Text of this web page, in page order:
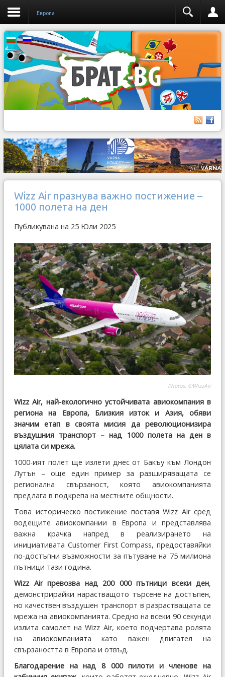
Европа
Wizz Air празнува важно постижение –
1000 полета на ден
Публикувана на 25 Юли 2025
Photos: ©WizzAir
Wizz Air, най-екологично устойчивата авиокомпания в
региона на Европа, Близкия изток и Азия, обяви
значим етап в своята мисия да революционизира
въздушния транспорт – над 1000 полета на ден в
цялата си мрежа.
1000-ият полет ще излети днес от Бакъу към Лондон
Лутън – още един пример за разширяващата се
регионална свързаност, която авиокомпанията
предлага в подкрепа на местните общности.
Това историческо постижение поставя Wizz Air сред
водещите авиокомпании в Европа и представлява
важна крачка напред в реализирането на
инициативата Customer First Compass, предоставяйки
по-достъпни възможности за пътуване на 75 милиона
пътници тази година.
Wizz Air превозва над 200 000 пътници всеки ден,
демонстрирайки нарастващото търсене на достъпен,
но качествен въздушен транспорт в разрастващата се
мрежа на авиокомпанията. Средно на всеки 90 секунди
излита самолет на Wizz Air, което подчертава ролята
на авиокомпанията като важен двигател на
свързаността в Европа и отвъд.
Благодарение на над 8 000 пилоти и членове на